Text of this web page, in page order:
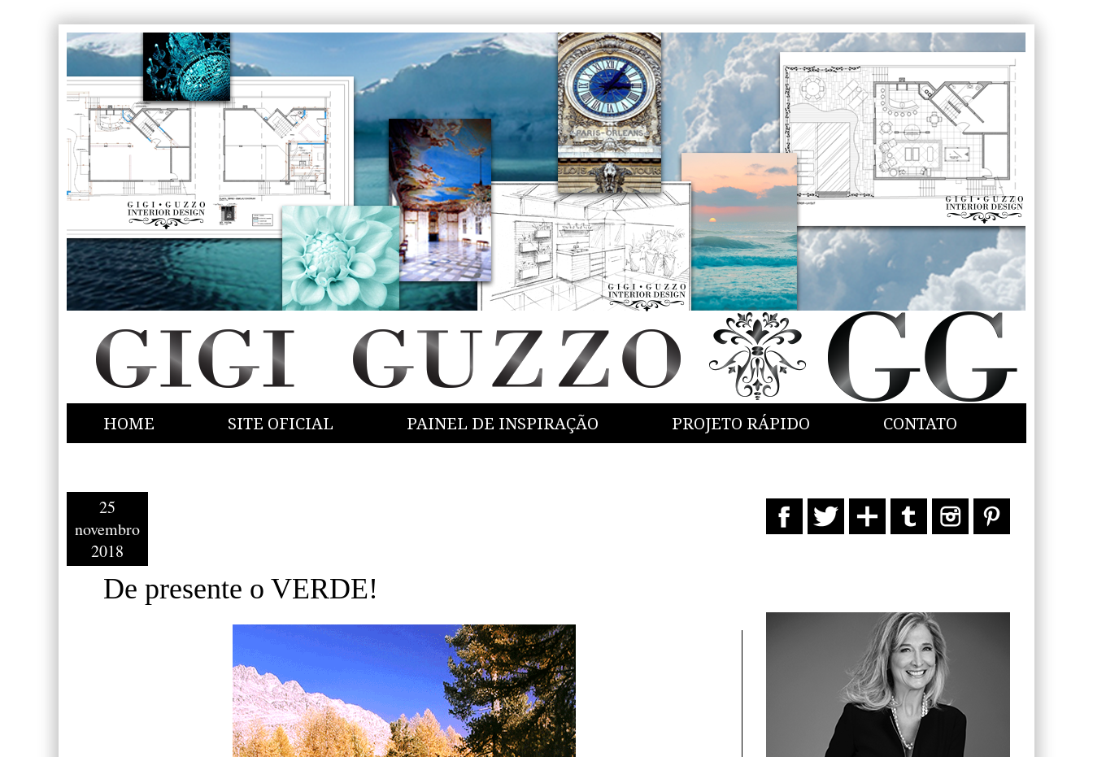
HOME SITE OFICIAL PAINEL DE INSPIRAÇÃO PROJETO RÁPIDO CONTATO
25
novembro
2018
De presente o VERDE!